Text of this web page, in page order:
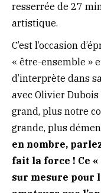
resserrée de 27
artistique.
C’est l’occasion
« être-ensemble »
d’interprète dans
avec Olivier
grand, plus notre
grande, plus
en nombre,
fait la force ! Ce
sur mesure pour